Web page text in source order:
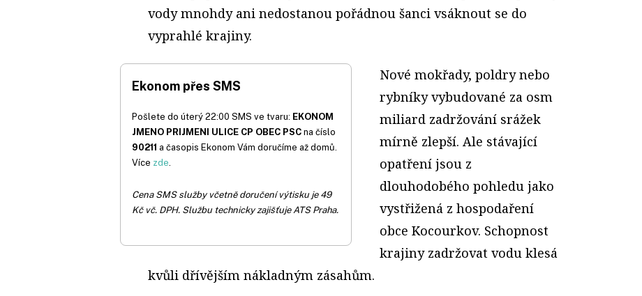
vody mnohdy ani nedostanou pořádnou šanci vsáknout se do
vyprahlé krajiny.
Ekonom přes SMS
Pošlete do úterý 22:00 SMS ve tvaru: EKONOM
JMENO PRIJMENI ULICE CP OBEC PSC na číslo
90211 a časopis Ekonom Vám doručíme až domů.
Více zde
Cena SMS služby včetně doručení výtisku je 49
Kč vč. DPH. Službu technicky zajišťuje ATS Praha.
Nové mokřady, poldry nebo
rybníky vybudované za osm
miliard zadržování srážek
mírně zlepší. Ale stávající
opatření jsou z
dlouhodobého pohledu jako
vystřižená z hospodaření
obce Kocourkov. Schopnost
krajiny zadržovat vodu klesá
kvůli dřívějším nákladným zásahům.